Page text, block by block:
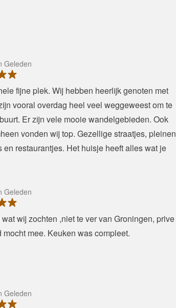
Geleden
fijne plek. Wij hebben heerlijk genoten met
vooral overdag heel veel weggeweest om te
Er zijn vele mooie wandelgebieden. Ook
vonden wij top. Gezellige straatjes, pleinen
en restaurantjes. Het huisje heeft alles wat je
Geleden
wij zochten ,niet te ver van Groningen, prive
mocht mee. Keuken was compleet.
Geleden